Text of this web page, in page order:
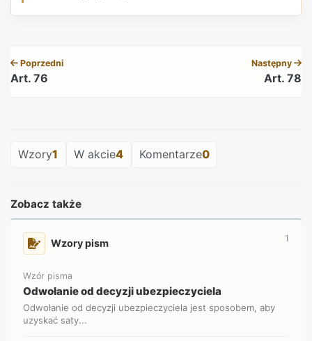
Poprzedni
Art. 76
Następny
Art. 78
Wzory1 W akcie4 Komentarze0
Zobacz także
Wzory pism 1
Wzór pisma
Odwołanie od decyzji ubezpieczyciela
Odwołanie od decyzji ubezpieczyciela jest sposobem, aby
uzyskać saty...